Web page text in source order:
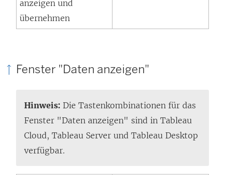
anzeigen und
übernehmen
Fenster "Daten anzeigen"
Hinweis: Die Tastenkombinationen für das
Fenster "Daten anzeigen" sind in Tableau
Cloud, Tableau Server und Tableau Desktop
verfügbar.